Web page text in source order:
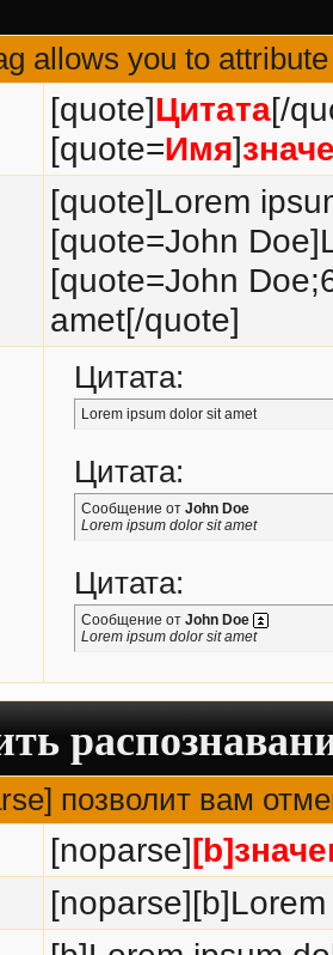
allows you to
[quote]Цитата[/
[quote=Имя]
[quote]Lorem
[quote=John
[quote=John
amet[/quote]
Цитата:
Lorem ipsum dolor sit amet
Цитата:
Сообщение от John Doe
Lorem ipsum dolor sit amet
Цитата:
Сообщение от John Doe
Lorem ipsum dolor sit amet
позволит вам
[noparse]